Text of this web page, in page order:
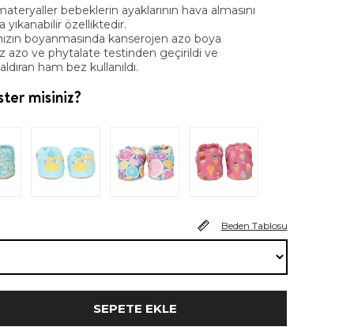
bebeklerin ayaklarının hava almasını
yıkanabilir özelliktedir.
boyanmasında kanserojen azo boya
azo ve phytalate testinden geçirildi ve
ham bez kullanıldı.
misiniz?
Beden Tablosu